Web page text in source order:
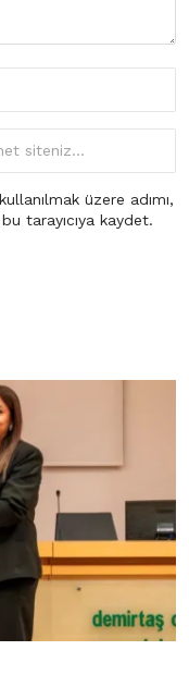
üzere adımı,
tarayıcıya kaydet.